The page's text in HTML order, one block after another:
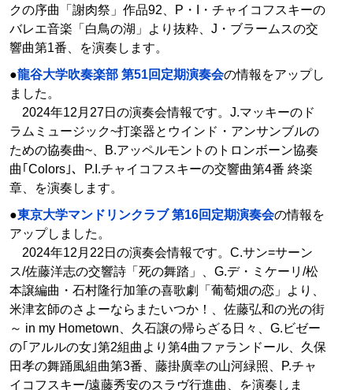
クの序曲「謝肉祭」作品92、P・I・チャイコフスキーの
バレエ音楽「白鳥の湖」より抜粋、J・ブラームスの交
響曲第1番、を演奏します。
●龍谷大学吹奏楽部 第51回定期演奏会の情報をアップし
ました。
2024年12月27日の演奏会情報です。J.マッキーのド
ラムミュージック~打楽器とウインド・アンサンブルの
ための協奏曲~、B.アッペルモントのトロンボーン協奏
曲｢Colors｣、P.I.チャイコフスキーの交響曲第4番 終楽
章、を演奏します。
●東京大学マンドリンクラブ 第16回定期演奏会の情報を
アップしました。
2024年12月22日の演奏会情報です。C.サン=サーン
ス/佐藤洋志の交響詩「死の舞踏」、G.デ・ミケーリ/松
本譲編曲・石村隆行加筆の喜歌劇「葡萄畑の恋」より、
米津玄師のさよーならまたいつか！、佐藤弘和の光の街
～ in my Hometown、久石譲の帰らざる日々、G.ビゼー
の｢アルルの女｣第2組曲より第4曲ファランドール、久保
田孝の舞踊風組曲第3番、藤掛廣幸の山河緑照、P.チャ
イコフスキー/遠藤秀安のスラヴ行進曲、を演奏しま